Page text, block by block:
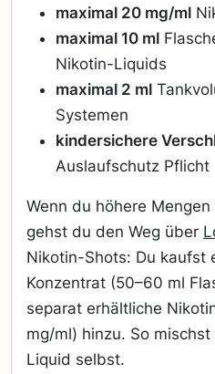
maximal 20 mg/ml
maximal 10 ml
Nikotin-Liquids
maximal 2 ml
Systemen
kindersichere
Auslaufschutz Pflicht
Wenn du höhere
gehst du den Weg über
Nikotin-Shots: Du kaufst
Konzentrat (50–60 ml
separat erhältliche
mg/ml) hinzu. So
Liquid selbst.